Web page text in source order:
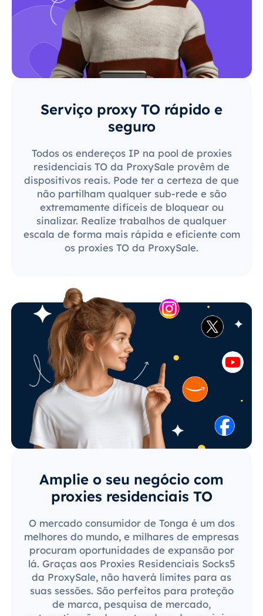
Serviço proxy TO rápido e
seguro
Todos os endereços IP na pool de proxies
residenciais TO da ProxySale provêm de
dispositivos reais. Pode ter a certeza de que
não partilham qualquer sub-rede e são
extremamente difíceis de bloquear ou
sinalizar. Realize trabalhos de qualquer
escala de forma mais rápida e eficiente com
os proxies TO da ProxySale.
Amplie o seu negócio com
proxies residenciais TO
O mercado consumidor de Tonga é um dos
melhores do mundo, e milhares de empresas
procuram oportunidades de expansão por
lá. Graças aos Proxies Residenciais Socks5
da ProxySale, não haverá limites para as
suas sessões. São perfeitos para proteção
de marca, pesquisa de mercado,